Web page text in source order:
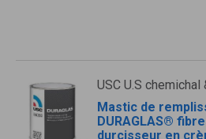
USC U.S
Mastic de
DURAGLAS®
durcisseur en